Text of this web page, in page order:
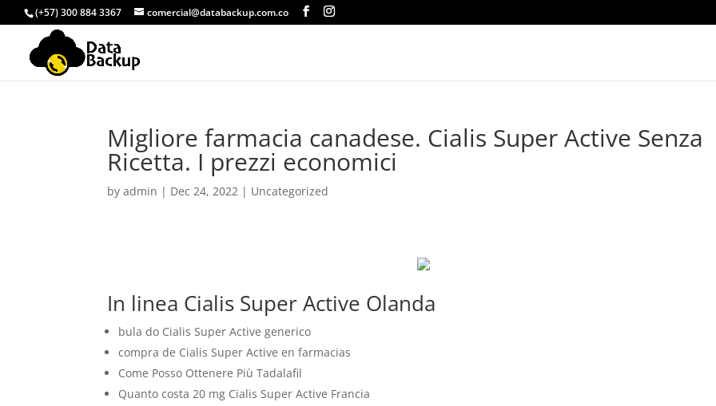
(+57) 300 884 3367 comercial@databackup.com.co
Migliore farmacia canadese. Cialis Super Active Senza
Ricetta. I prezzi economici
byadmin | Dec 24, 2022 | Uncategorized
In linea Cialis Super Active Olanda
bula do Cialis Super Active generico
compra de Cialis Super Active en farmacias
Come Posso Ottenere Più Tadalafil
Quanto costa 20 mg Cialis Super Active Francia